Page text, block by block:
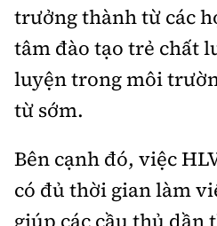
trưởng thành từ các
tâm đào tạo trẻ chất
luyện trong môi
từ sớm.
Bên cạnh đó, việc
có đủ thời gian làm
giúp các cầu thủ